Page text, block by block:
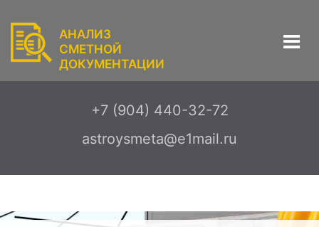
АНАЛИЗ
СМЕТНОЙ
ДОКУМЕНТАЦИИ
+7 (904) 440-32-72
astroysmeta@e1mail.ru